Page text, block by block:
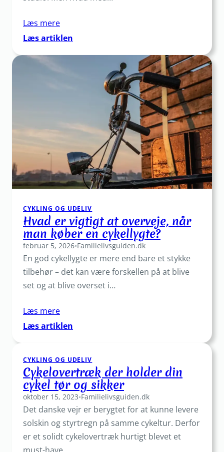
Læs mere
Læs artiklen
yogatasker
lavet
af?
CYKLING OG UDELIV
Hvad er vigtigt at overveje, når
man køber en cykellygte?
februar 5, 2026•Familielivsguiden.dk
En god cykellygte er mere end bare et stykke
tilbehør – det kan være forskellen på at blive
set og at blive overset i…
Læs mere
Læs artiklen
vigtigt
at
overveje,
når
man
køber
en
CYKLING OG UDELIV
Cykelovertræk der holder din
cykel tør og sikker
oktober 15, 2023•Familielivsguiden.dk
Det danske vejr er berygtet for at kunne levere
solskin og styrtregn på samme cykeltur. Derfor
er et solidt cykelovertræk hurtigt blevet et